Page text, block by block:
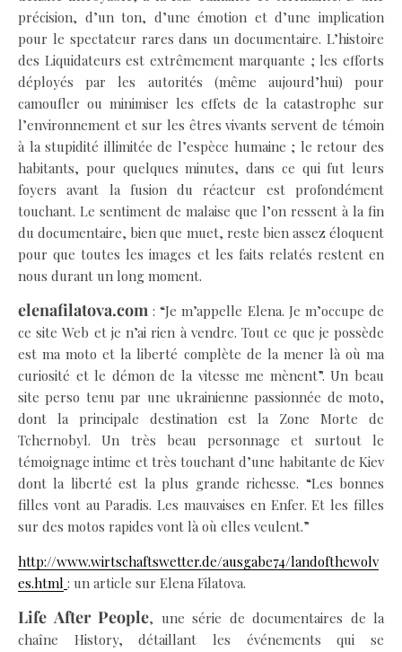
précision, d’un ton, d’une émotion et d’une implication
pour le spectateur rares dans un documentaire. L’histoire
des Liquidateurs est extrêmement marquante ; les efforts
déployés par les autorités (même aujourd’hui) pour
camoufler ou minimiser les effets de la catastrophe sur
l’environnement et sur les êtres vivants servent de témoin
à la stupidité illimitée de l’espèce humaine ; le retour des
habitants, pour quelques minutes, dans ce qui fut leurs
foyers avant la fusion du réacteur est profondément
touchant. Le sentiment de malaise que l’on ressent à la fin
du documentaire, bien que muet, reste bien assez éloquent
pour que toutes les images et les faits relatés restent en
nous durant un long moment.
elenafilatova.com : “Je m’appelle Elena. Je m’occupe de
ce site Web et je n’ai rien à vendre. Tout ce que je possède
est ma moto et la liberté complète de la mener là où ma
curiosité et le démon de la vitesse me mènent”. Un beau
site perso tenu par une ukrainienne passionnée de moto,
dont la principale destination est la Zone Morte de
Tchernobyl. Un très beau personnage et surtout le
témoignage intime et très touchant d’une habitante de Kiev
dont la liberté est la plus grande richesse. “Les bonnes
filles vont au Paradis. Les mauvaises en Enfer. Et les filles
sur des motos rapides vont là où elles veulent.”
http://www.wirtschaftswetter.de/ausgabe74/landofthewolv
es.html : un article sur Elena Filatova.
Life After People, une série de documentaires de la
chaîne History, détaillant les événements qui se